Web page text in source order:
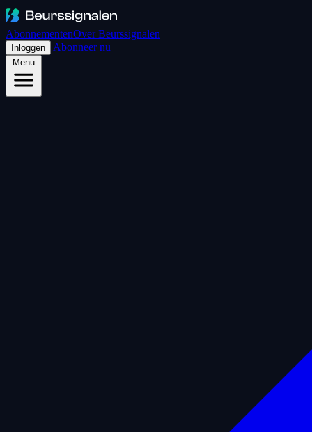
AbonnementenOver Beurssignalen
Inloggen Abonneer nu
Menu